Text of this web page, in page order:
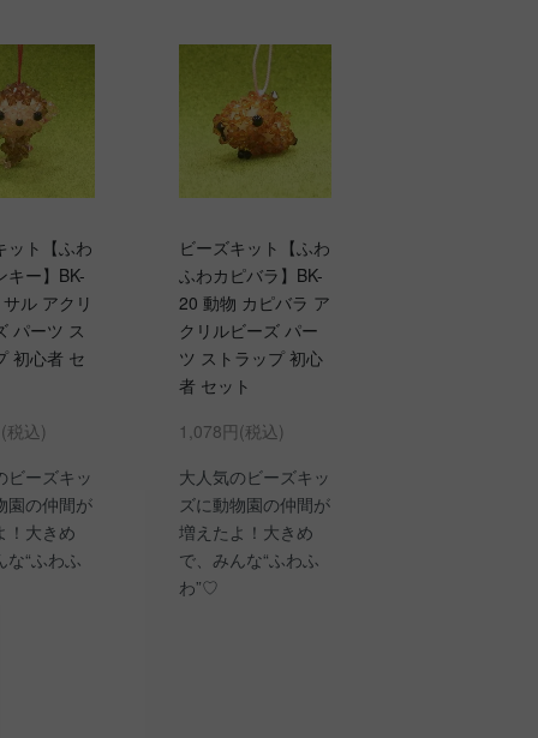
ット【ふわ
キー】BK-
ル アクリ
パーツ ス
初心者 セ
税込)
ビーズキッ
園の仲間が
！大きめ
な“ふわふ
ビーズキット【ふわ
ふわカピバラ】BK-
20 動物 カピバラ ア
クリルビーズ パー
ツ ストラップ 初心
者 セット
1,078円(税込)
大人気のビーズキッ
ズに動物園の仲間が
増えたよ！大きめ
で、みんな“ふわふ
わ”♡